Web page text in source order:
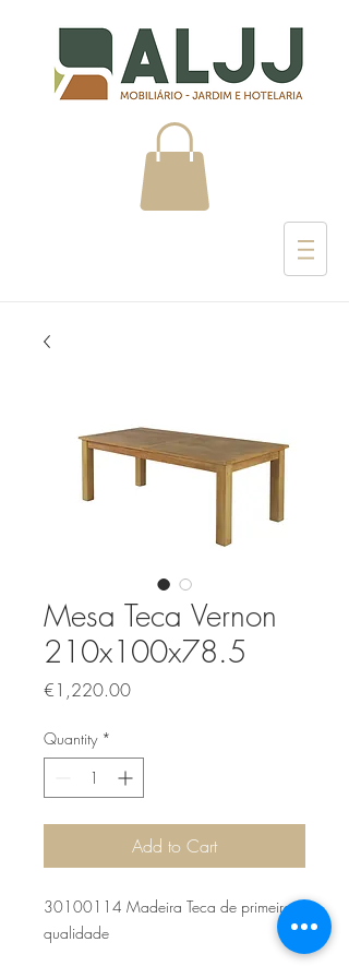
Mesa Teca Vernon
210x100x78.5
€1,220.00Price
Quantity *
Add to Cart
30100114 Madeira Teca de primeira
qualidade